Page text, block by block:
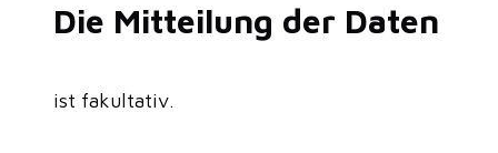
Die Mitteilung der Daten
ist fakultativ.